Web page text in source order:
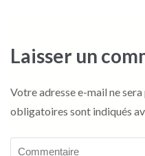
Laisser un
Votre adresse e-mail ne
obligatoires sont indiqués
Commentaire